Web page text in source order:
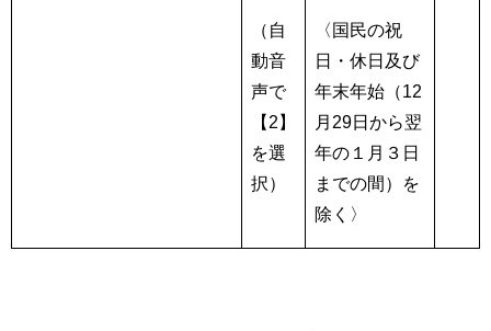
（自
動音
声で
【2】
を選
択）
〈国民の祝
日・休日及び
年末年始（12
月29日から翌
年の１月３日
までの間）を
除く〉